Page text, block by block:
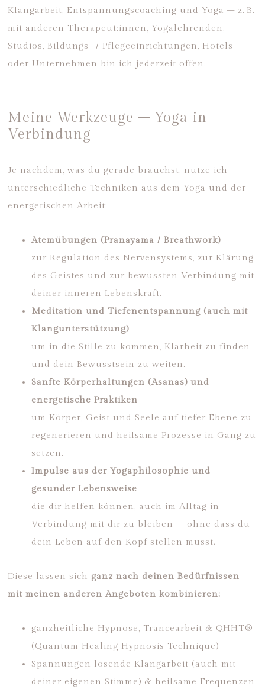
Klangarbeit, Entspannungscoaching und Yoga – z. B.
mit anderen Therapeut:innen, Yogalehrenden,
Studios, Bildungs- / Pflegeeinrichtungen, Hotels
oder Unternehmen bin ich jederzeit offen.
Meine Werkzeuge – Yoga in
Verbindung
Je nachdem, was du gerade brauchst, nutze ich
unterschiedliche Techniken aus dem Yoga und der
energetischen Arbeit:
Atemübungen (Pranayama / Breathwork)
zur Regulation des Nervensystems, zur Klärung
des Geistes und zur bewussten Verbindung mit
deiner inneren Lebenskraft.
Meditation und Tiefenentspannung (auch mit
Klangunterstützung)
um in die Stille zu kommen, Klarheit zu finden
und dein Bewusstsein zu weiten.
Sanfte Körperhaltungen (Asanas) und
energetische Praktiken
um Körper, Geist und Seele auf tiefer Ebene zu
regenerieren und heilsame Prozesse in Gang zu
setzen.
Impulse aus der Yogaphilosophie und
gesunder Lebensweise
die dir helfen können, auch im Alltag in
Verbindung mit dir zu bleiben – ohne dass du
dein Leben auf den Kopf stellen musst.
Diese lassen sich ganz nach deinen Bedürfnissen
mit meinen anderen Angeboten kombinieren:
ganzheitliche Hypnose, Trancearbeit & QHHT®
(Quantum Healing Hypnosis Technique)
Spannungen lösende Klangarbeit (auch mit
deiner eigenen Stimme) & heilsame Frequenzen